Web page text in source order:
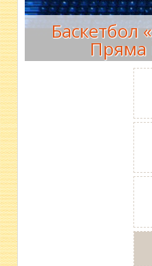
Баскетбол
Пряма